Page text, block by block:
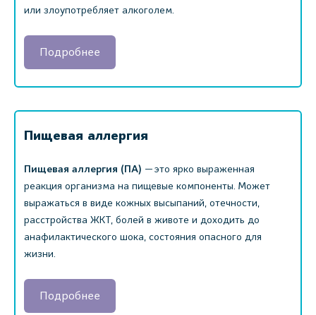
или злоупотребляет алкоголем.
Подробнее
Пищевая аллергия
Пищевая аллергия (ПА) — это ярко выраженная
реакция организма на пищевые компоненты. Может
выражаться в виде кожных высыпаний, отечности,
расстройства ЖКТ, болей в животе и доходить до
анафилактического шока, состояния опасного для
жизни.
Подробнее